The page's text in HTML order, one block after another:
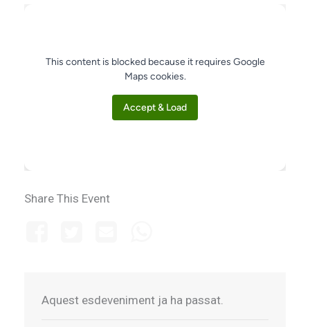
This content is blocked because it requires Google
Maps cookies.
Accept & Load
Share This Event
Aquest esdeveniment ja ha passat.